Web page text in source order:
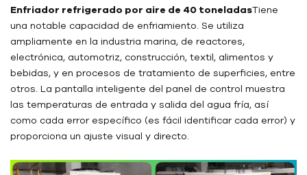
Enfriador refrigerado por aire de 40 toneladasTiene
una notable capacidad de enfriamiento. Se utiliza
ampliamente en la industria marina, de reactores,
electrónica, automotriz, construcción, textil, alimentos y
bebidas, y en procesos de tratamiento de superficies, entre
otros. La pantalla inteligente del panel de control muestra
las temperaturas de entrada y salida del agua fría, así
como cada error específico (es fácil identificar cada error) y
proporciona un ajuste visual y directo.